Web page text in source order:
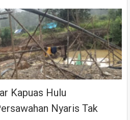
Kapuas Hulu
Nyaris Tak